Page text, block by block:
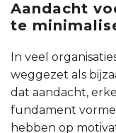
Aandacht
te
In veel
weggezet als
dat aandacht,
fundament
hebben op